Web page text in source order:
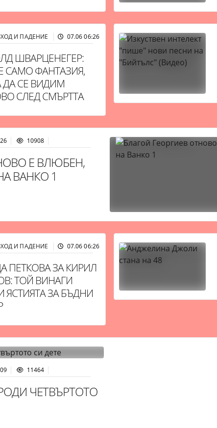
И ПАДЕНИЕ 07.06 06:26 12436
ШВАРЦЕНЕГЕР:
САМО ФАНТАЗИЯ,
ДА СЕ ВИДИМ
СЛЕД СМЪРТТА
10908
Е ВЛЮБЕН,
ВАНКО 1
И ПАДЕНИЕ 07.06 06:26 10852
ПЕТКОВА ЗА КИРИЛ
ТОЙ ВИНАГИ
ЯСТИЯТА ЗА БЪДНИ
11464
ЧЕТВЪРТОТО